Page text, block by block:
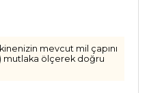
mevcut mil çapını
mutlaka ölçerek doğru